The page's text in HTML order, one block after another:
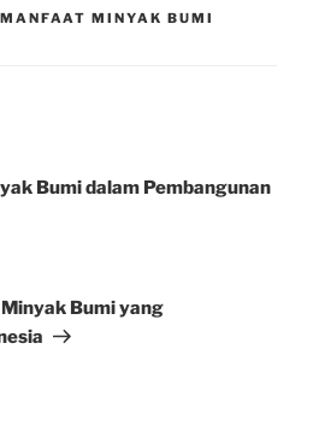
MINYAK BUMI
Bumi dalam Pembangunan
Bumi yang